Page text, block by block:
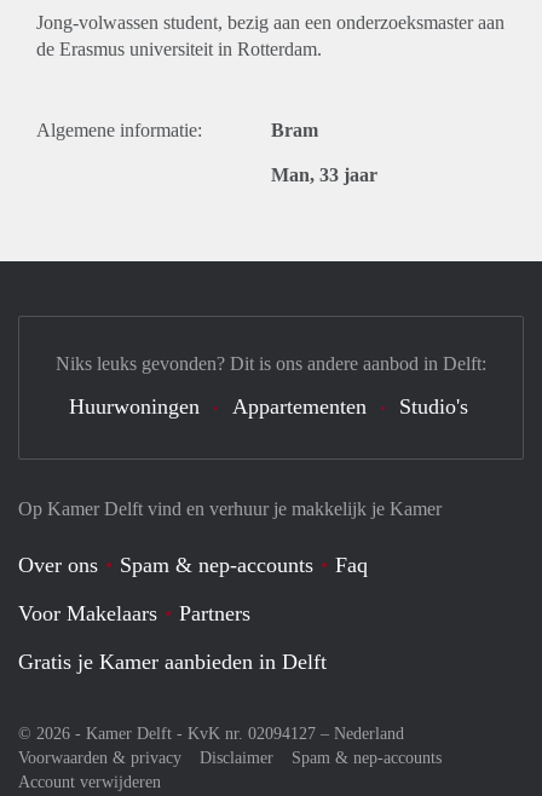
Jong-volwassen student, bezig aan een onderzoeksmaster aan
de Erasmus universiteit in Rotterdam.
Algemene informatie: Bram
Man, 33 jaar
Op Kamer Delft vind en verhuur je makkelijk je Kamer
Over ons Spam & nep-accounts
Faq
Voor Makelaars
Partners
Gratis je Kamer aanbieden in Delft
© 2026 - Kamer Delft - KvK nr. 02094127 – Nederland
Voorwaarden & privacy
Disclaimer
Spam & nep-accounts
Account verwijderen
Niks leuks gevonden? Dit is ons andere aanbod in Delft:
Huurwoningen Appartementen Studio's